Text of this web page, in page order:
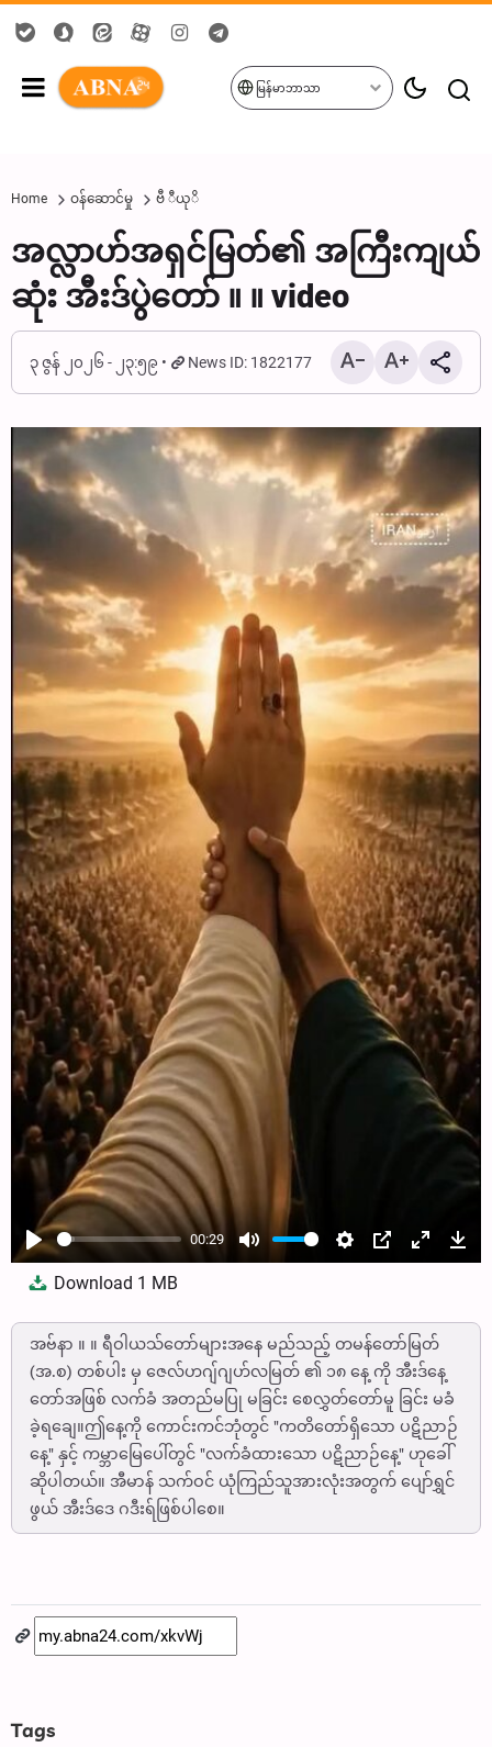
မြန်မာဘာသာ
Home ဝန်ဆောင်မှု ဗီ ီယုိ
အလ္လာဟ်အရှင်မြတ်၏ အကြီးကျယ်
ဆုံး အီးဒ်ပွဲတော် ။ ။ video
၃ ဇွန် ၂၀၂၆ - ၂၃:၅၉ News ID: 1822177
Play
00:29
Mute Settings
PIP Enter
Download 1 MB
အဗ်နာ ။ ။ ရီဝါယသ်တော်များအနေ မည်သည့် တမန်တော်မြတ်
(အ.စ) တစ်ပါး မှ ဇေလ်ဟဂျ်ဂျဟ်လမြတ် ၏ ၁၈ နေ့ ကို အီးဒ်နေ့
တော်အဖြစ် လက်ခံ အတည်မပြု မခြင်း စေလွှတ်တော်မူ ခြင်း မခံ
ခဲ့ရချေ။ဤနေ့ကို ကောင်းကင်ဘုံတွင် "ကတိတော်ရှိသော ပဋိညာဉ်
နေ့" နှင့် ကမ္ဘာမြေပေါ်တွင် "လက်ခံထားသော ပဋိညာဉ်နေ့" ဟုခေါ်
ဆိုပါတယ်။ အီမာန် သက်ဝင် ယုံကြည်သူအားလုံးအတွက် ပျော်ရွှင်
ဖွယ် အီးဒ်ဒေ ဂဒီးရ်ဖြစ်ပါစေ။
Tags